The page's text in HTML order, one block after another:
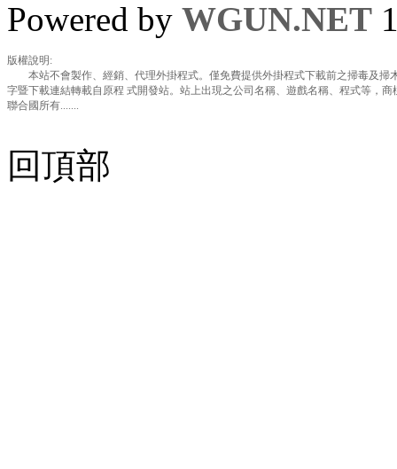
Powered by WGUN.NET
版權說明:
本站不會製作、經銷、代理外掛程式。僅免費提供外掛程式下載前之掃毒及掃
字暨下載連結轉載自原程 式開發站。站上出現之公司名稱、遊戲名稱、程式等，
聯合國所有.......
回頂部